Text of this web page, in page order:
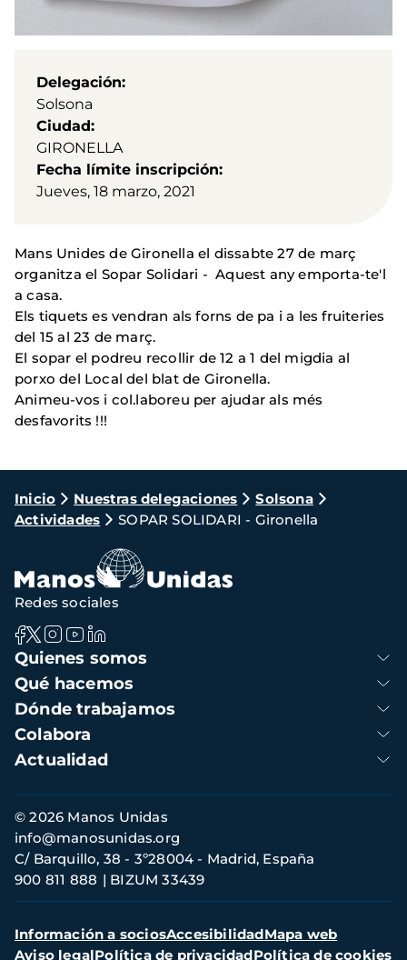
Delegación
Solsona
Ciudad
GIRONELLA
Fecha límite inscripción
Jueves, 18 marzo, 2021
Mans Unides de Gironella el dissabte 27 de març
organitza el Sopar Solidari - Aquest any emporta-te'l
a casa.
Els tiquets es vendran als forns de pa i a les fruiteries
del 15 al 23 de març.
El sopar el podreu recollir de 12 a 1 del migdia al
porxo del Local del blat de Gironella.
Animeu-vos i col.laboreu per ajudar als més
desfavorits !!!
Ruta
de
navegación
Inicio Nuestras delegaciones
Solsona
Actividades
SOPAR SOLIDARI - Gironella
Navegación
principal
Quienes somos
Qué hacemos
Dónde trabajamos
Colabora
Actualidad
Redes sociales
Información
de
contacto
© 2026 Manos Unidas
C/ Barquillo, 38 - 3º28004 - Madrid, España
900 811 888
BIZUM 33439
info@manosunidas.org
Menú
secundario
Información a sociosAccesibilidadMapa web
Aviso legalPolítica de privacidadPolítica de cookies